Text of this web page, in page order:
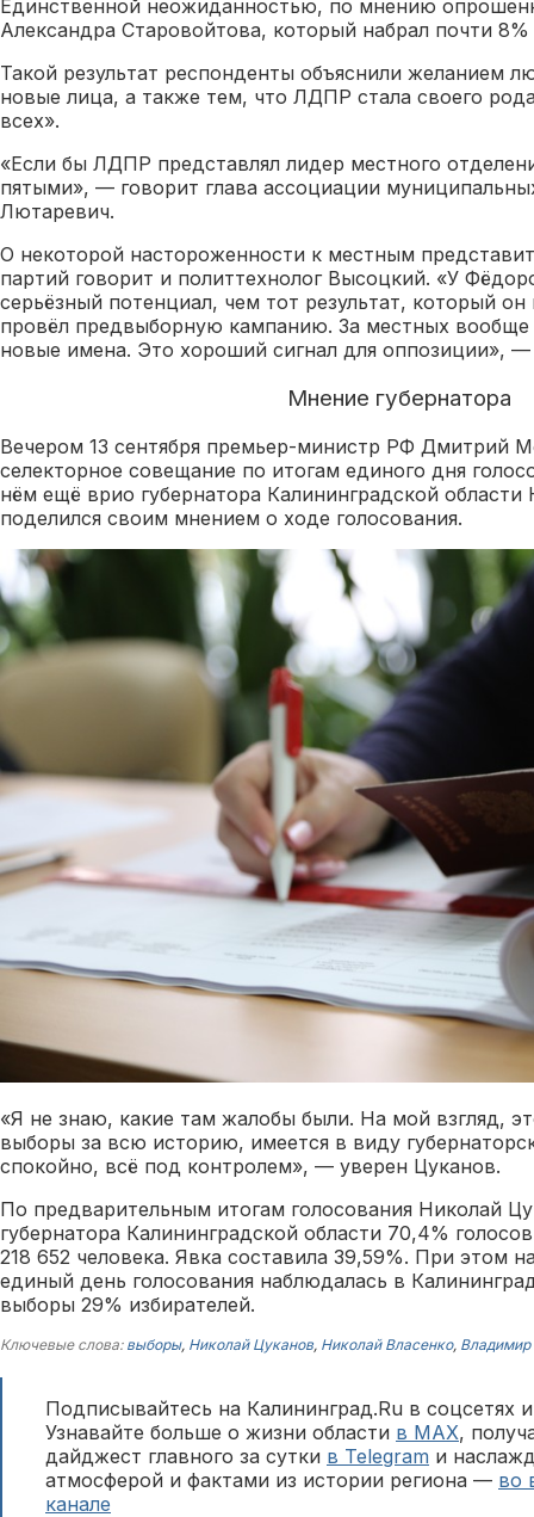
Единственной неожиданностью, по мнению
Александра Старовойтова, который набрал почти 8%
Такой результат респонденты объяснили желанием
новые лица, а также тем, что ЛДПР стала своего
всех».
«Если бы ЛДПР представлял лидер местного
пятыми», — говорит глава ассоциации
Лютаревич.
О некоторой настороженности к местным
партий говорит и политтехнолог Высоцкий. «У
серьёзный потенциал, чем тот результат, который
провёл предвыборную кампанию. За местных
новые имена. Это хороший сигнал для оппозиции», —
Мнение губернатора
Вечером 13 сентября премьер-министр РФ Дмитрий
селекторное совещание по итогам единого дня
нём ещё врио губернатора Калининградской
поделился своим мнением о ходе голосования.
«Я не знаю, какие там жалобы были. На мой взгляд,
выборы за всю историю, имеется в виду
спокойно, всё под контролем», — уверен Цуканов.
По предварительным итогам голосования Николай
губернатора Калининградской области 70,4%
218 652 человека. Явка составила 39,59%. При этом
единый день голосования наблюдалась в
выборы 29% избирателей.
Ключевые слова: выборы, Николай Цуканов, Николай Власенко,
Подписывайтесь на Калининград.Ru в соцсетях
Узнавайте больше о жизни области в MAX,
дайджест главного за сутки в Telegram и
атмосферой и фактами из истории региона — во
канале